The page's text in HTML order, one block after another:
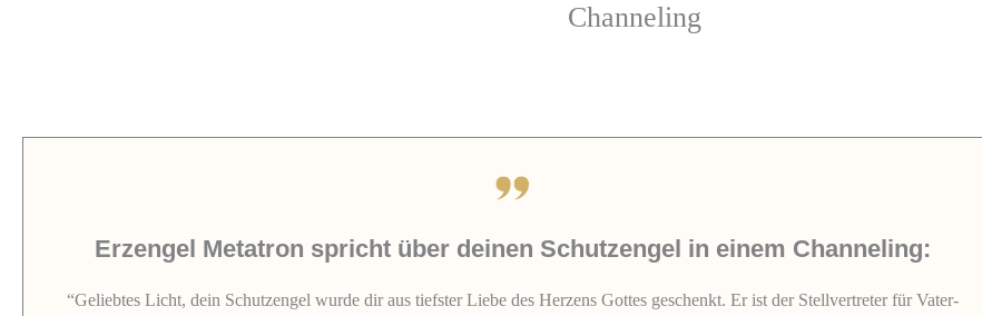
Channeling
Erzengel Metatron spricht über deinen Schutzengel in einem Channeling:
“Geliebtes Licht, dein Schutzengel wurde dir aus tiefster Liebe des Herzens Gottes geschenkt. Er ist der Stellvertreter für Vater-